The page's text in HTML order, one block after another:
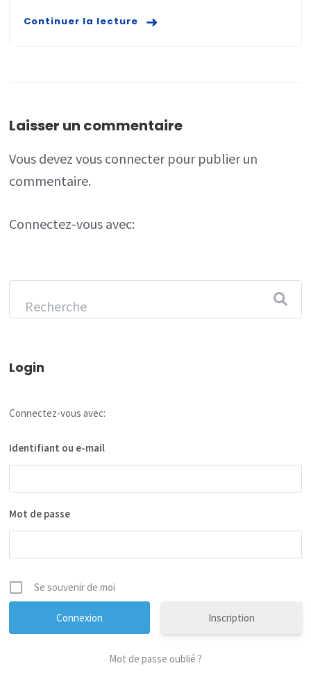
Continuer la lecture
Laisser un commentaire
Vous devezvous connecterpour publier un
commentaire.
Connectez-vous avec:
Login
Connectez-vous avec:
Identifiant ou e-mail
Mot de passe
Se souvenir de moi
Inscription
Mot de passe oublié ?